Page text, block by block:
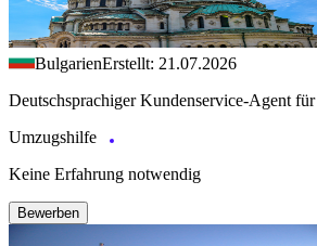
BulgarienErstellt: 21.07.2026
Deutschsprachiger Kundenservice-Agent
Umzugshilfe
Keine Erfahrung notwendig
Bewerben